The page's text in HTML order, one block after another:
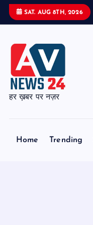
SAT. AUG 8TH, 2026
हर ख़बर पर नज़र
Home Trending